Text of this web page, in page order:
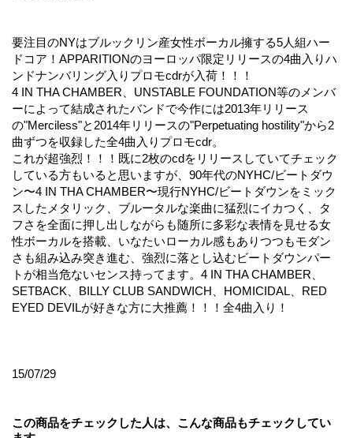
要注目のNYはブルックリン産女性ボーカル擁する5人組ハー
ドコア！APPARITIONのヨーロッパ限定リリースの4曲入りハ
ンドナンバリング入りプロモcdrが入荷！！！
4 IN THA CHAMBER、UNSTABLE FOUNDATION等のメンバ
ーによって結成されたバンドで今作には2013年リリース
の"Merciless"と2014年リリースの"Perpetuating hostility"から2
曲ずつを収録した全4曲入りプロモcdr。
これが超強烈！！！既に2枚のcdをリリースしていてチェック
している方もいると思いますが、90年代のNYHC/ビートダウ
ン〜4 IN THA CHAMBER〜現行NYHC/ビートダウンをミック
スしたメタリック、ブルータルな楽曲に猛烈にイカつく、タ
フさを全面に押し出しながらも随所に多彩な表情を見せる女
性ボーカルを搭載、いなたいローカル感もありつつもモダン
さも組み込み突き進む、強烈に落とし込むビートダウンパー
トが相当危ないセンス持ってます。4 IN THA CHAMBER、
SETBACK、BILLY CLUB SANDWICH、HOMICIDAL、RED
EYED DEVILが好きな方に大推薦！！！全4曲入り！
15/07/29
この商品をチェックした人は、こんな商品もチェックしてい